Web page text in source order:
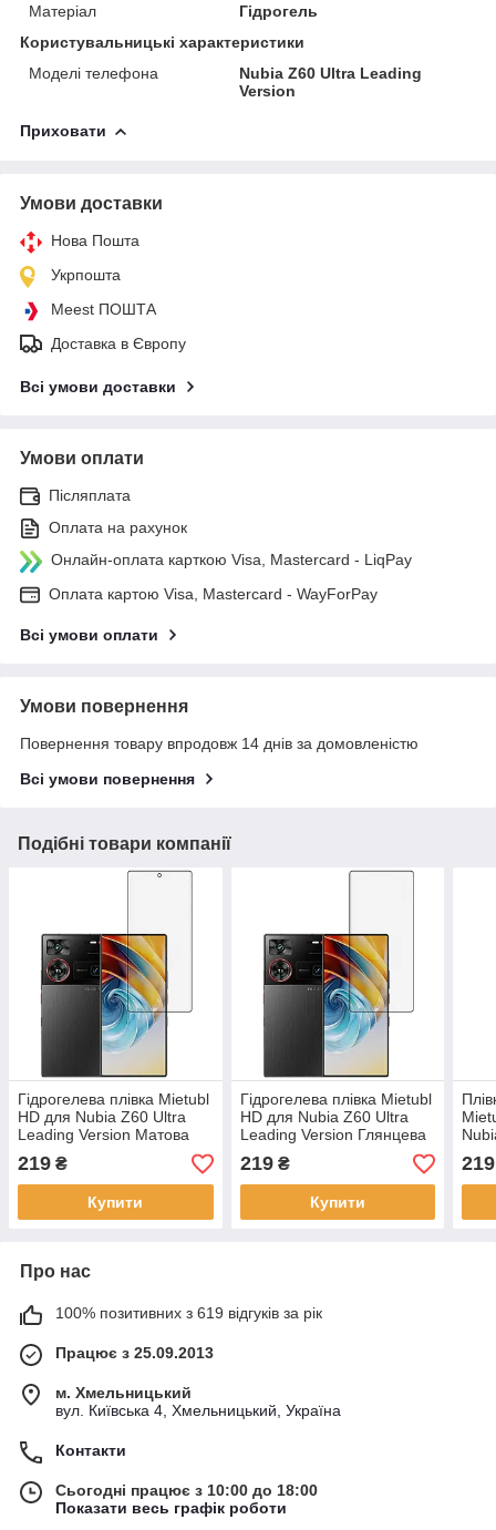
Матеріал
Гідрогель
Користувальницькі характеристики
Моделі телефона
Nubia Z60 Ultra Leading
Version
Приховати
Умови доставки
Нова Пошта
Укрпошта
Meest ПОШТА
Доставка в Європу
Всі умови доставки
Умови оплати
Післяплата
Оплата на рахунок
Онлайн-оплата карткою Visa, Mastercard - LiqPay
Оплата картою Visa, Mastercard - WayForPay
Всі умови оплати
Умови повернення
Повернення товару впродовж 14 днів за домовленістю
Всі умови повернення
Подібні товари компанії
Гідрогелева плівка Mietubl
HD для Nubia Z60 Ultra
Leading Version Матова
219 ₴
Купити
Гідрогелева плівка Mietubl
HD для Nubia Z60 Ultra
Leading Version Глянцева
219₴
Купити
219
Про нас
100% позитивних з 619 відгуків за рік
Працює з 25.09.2013
м. Хмельницький
вул. Київська 4, Хмельницький, Україна
Контакти
Сьогодні працює з 10:00 до 18:00
Показати весь графік роботи